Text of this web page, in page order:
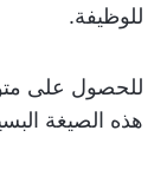
للوظيفة.
للحصول على
هذه الصيغة